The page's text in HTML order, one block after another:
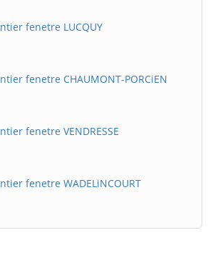
fenetre LUCQUY
fenetre CHAUMONT-PORCiEN
fenetre VENDRESSE
fenetre WADELiNCOURT